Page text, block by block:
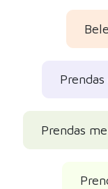
Prendas